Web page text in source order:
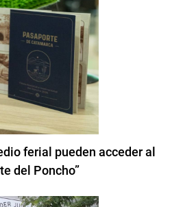
ferial pueden acceder al
del Poncho”